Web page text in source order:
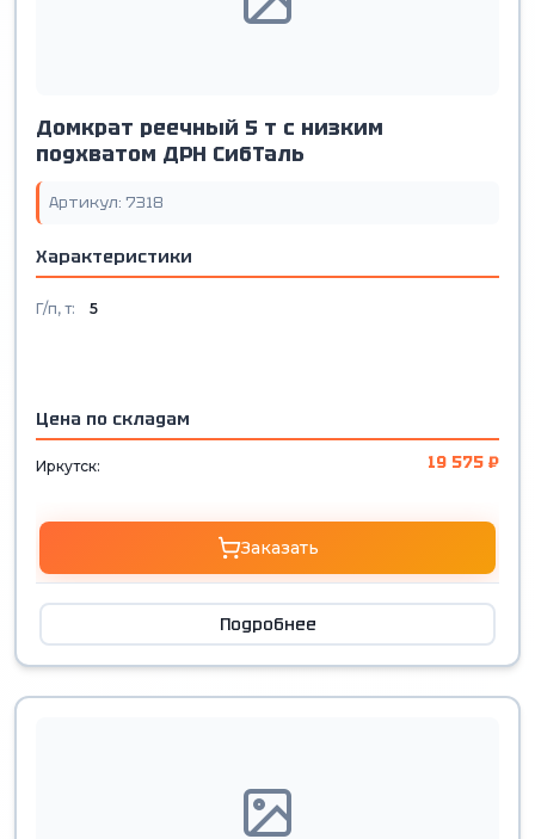
Домкрат реечный 5 т с низким
подхватом ДРН СибТаль
Артикул: 7318
Характеристики
Г/п, т: 5
Цена по складам
Иркутск: 19 575 ₽
Заказать
Подробнее